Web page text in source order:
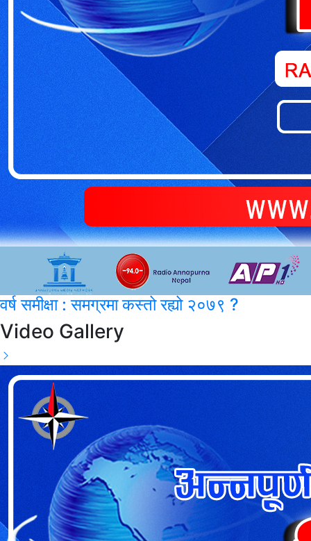
वर्ष समीक्षा : समग्रमा कस्तो रह्यो २०७९ ?
Video Gallery